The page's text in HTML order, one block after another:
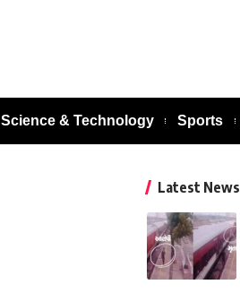
Science & Technology Sports
Latest News